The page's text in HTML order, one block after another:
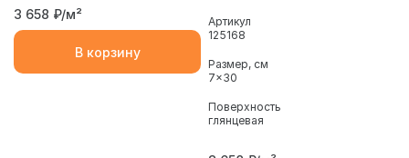
3 658 ₽/м²
В корзину
Артикул
125168
Размер, см
7x30
Поверхность
глянцевая